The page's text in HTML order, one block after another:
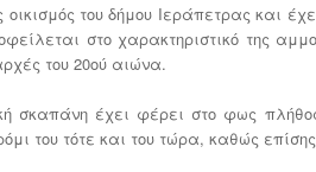
του δήμου Ιεράπετρας και
στο χαρακτηριστικό της
του 20ού αιώνα.
σκαπάνη έχει φέρει στο φως
του τότε και του τώρα, καθώς